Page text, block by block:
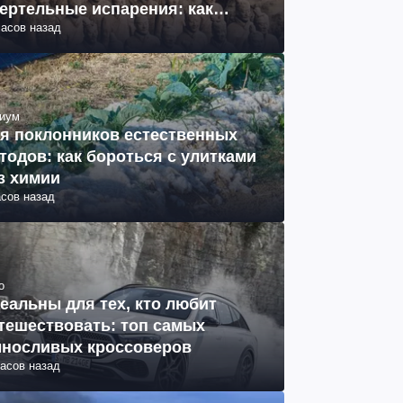
испарения: как
(фото)
назад
поклонников естественных
как бороться с улитками
химии
назад
для тех, кто любит
топ самых
кроссоверов
назад